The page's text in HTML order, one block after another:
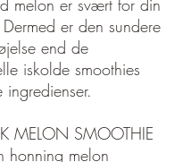
melon er svært for din
er den sundere
end de
iskolde smoothies
ingredienser.
MELON SMOOTHIE
melon